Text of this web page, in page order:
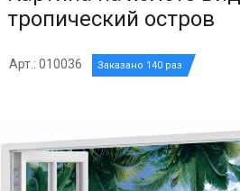
тропический остров
Арт.: 010036 Заказано 140 раз